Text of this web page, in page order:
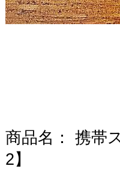
商品名： 携
2】